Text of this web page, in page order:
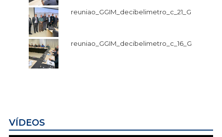
reuniao_GGIM_decibelimetro_c_21_G
reuniao_GGIM_decibelimetro_c_16_G
VÍDEOS